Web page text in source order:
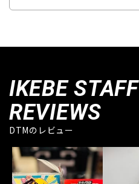
IKEBE STAFF
REVIEWS
DTMのレビュー